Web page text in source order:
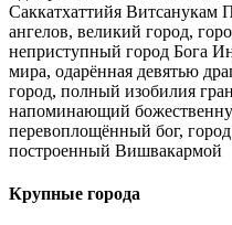
Саккатхаттийя Витсанукам
ангелов, великий город,
неприступный город Бога
мира, одарённая девятью
город, полный изобилия
напоминающий
перевоплощённый бог,
построенный Вишвакармой
Крупные города